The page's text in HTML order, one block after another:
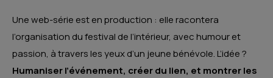
Une web-série est en production : elle racontera
l’organisation du festival de l’intérieur, avec humour et
passion, à travers les yeux d’un jeune bénévole. L’idée ?
Humaniser l’événement, créer du lien, et montrer les